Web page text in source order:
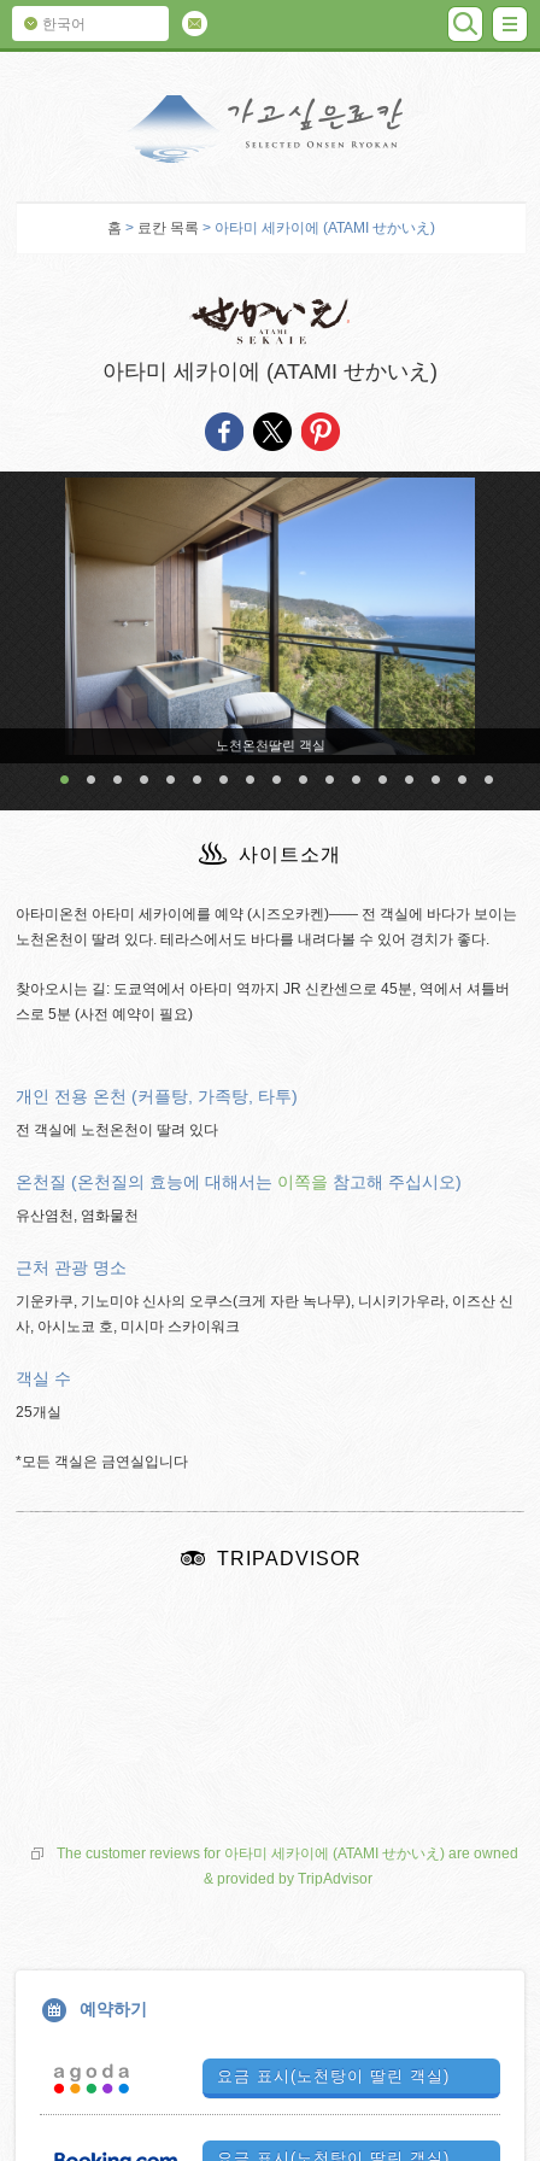
한국어 검색
홈 > 료칸 목록 > 아타미 세카이에 (ATAMI せかいえ)
아타미 세카이에 (ATAMI せかいえ)
노천온천딸린 객실
사이트소개
아타미온천 아타미 세카이에를 예약 (시즈오카켄)―― 전 객실에 바다가 보이는
노천온천이 딸려 있다. 테라스에서도 바다를 내려다볼 수 있어 경치가 좋다.
찾아오시는 길: 도쿄역에서 아타미 역까지 JR 신칸센으로 45분, 역에서 셔틀버
스로 5분 (사전 예약이 필요)
개인 전용 온천 (커플탕, 가족탕, 타투)
전 객실에 노천온천이 딸려 있다
온천질 (온천질의 효능에 대해서는 이쪽을 참고해 주십시오)
유산염천, 염화물천
근처 관광 명소
기운카쿠, 기노미야 신사의 오쿠스(크게 자란 녹나무), 니시키가우라, 이즈산 신
사, 아시노코 호, 미시마 스카이워크
객실 수
25개실
*모든 객실은 금연실입니다
TRIPADVISOR
The customer reviews for 아타미 세카이에 (ATAMI せかいえ) are owned
& provided by TripAdvisor
예약하기
요금 표시(노천탕이 딸린 객실)